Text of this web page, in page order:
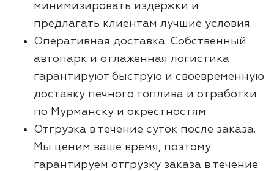
минимизировать издержки и
предлагать клиентам лучшие условия.
Оперативная доставка. Собственный
автопарк и отлаженная логистика
гарантируют быструю и своевременную
доставку печного топлива и отработки
по Мурманску и окрестностям.
Отгрузка в течение суток после заказа.
Мы ценим ваше время, поэтому
гарантируем отгрузку заказа в течение